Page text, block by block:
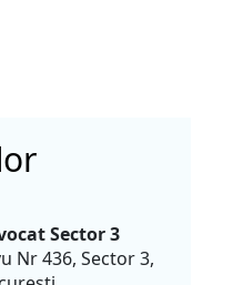
Sector 3
Nr 436, Sector 3,